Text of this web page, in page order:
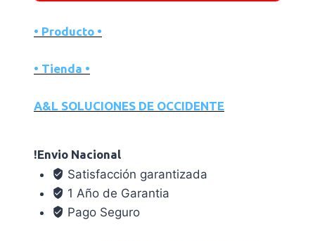
• Producto •
• Tienda •
A&L SOLUCIONES DE OCCIDENTE
!Envio Nacional
Satisfacción garantizada
1 Año de Garantia
Pago Seguro